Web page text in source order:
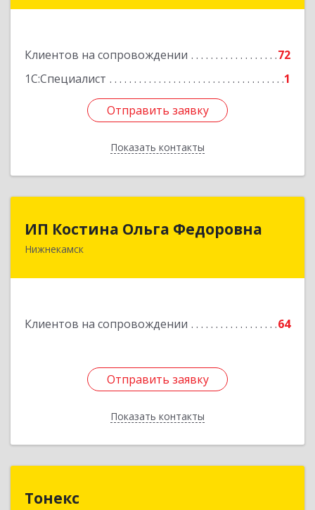
Клиентов на сопровождении
72
1С:Специалист
1
Отправить заявку
Показать контакты
Подробнее
Отправить заявку
Назад
ИП Костина Ольга Федоровна
Нижнекамск
Клиентов на сопровождении 64
Отправить заявку
Показать контакты
Отправить заявку
Назад
Тонекс